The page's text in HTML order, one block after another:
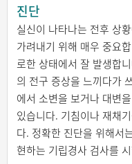
진단
실신이 나타나는 전후 상
가려내기 위해 매우 중요
로한 상태에서 잘 발생합
의 전구 증상을 느끼다가
에서 소변을 보거나 대변
있습니다. 기침이나 재채
다. 정확한 진단을 위해서
현하는 기립경사 검사를